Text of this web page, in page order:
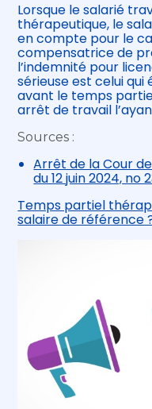
Lorsque le salarié
thérapeutique, le
en compte pour le
compensatrice de
l’indemnité pour
sérieuse est celui
avant le temps
arrêt de travail
Sources :
Arrêt de la Cour
du 12 juin 2024, no
Temps partiel
salaire de référence